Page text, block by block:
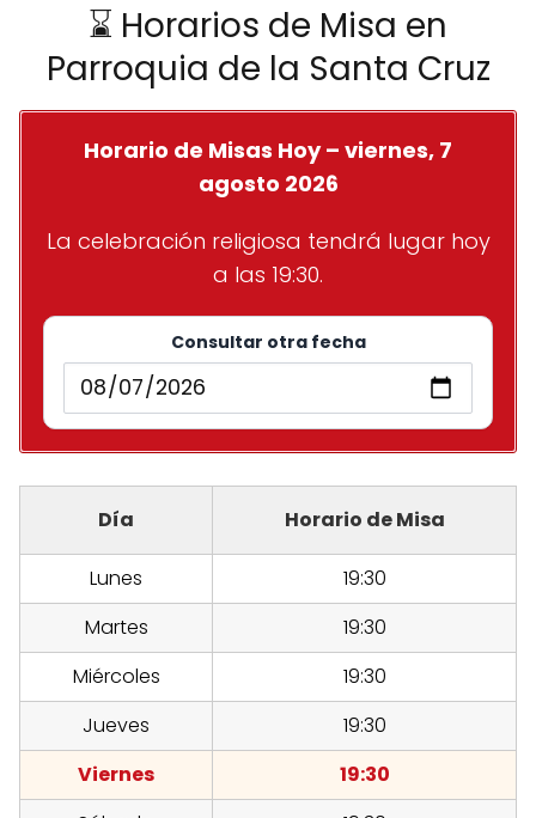
⌛ Horarios de Misa en
Parroquia de la Santa Cruz
Horario de Misas Hoy – viernes, 7
agosto 2026
La celebración religiosa tendrá lugar hoy
a las 19:30.
Consultar otra fecha
Día Horario de Misa
Lunes
19:30
Martes
19:30
Miércoles
19:30
Jueves
19:30
Viernes
19:30